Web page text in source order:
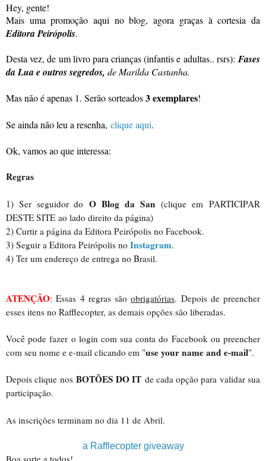
Hey, gente!
Mais uma promoção aqui no blog, agora graças à cortesia da
Editora Peirópolis.
Desta vez, de um livro para crianças (infantis e adultas.. rsrs): Fases
da Lua e outros segredos, de Marilda Castanha.
Mas não é apenas 1. Serão sorteados3 exemplares!
Se ainda não leu a resenha, clique aqui.
Ok, vamos ao que interessa:
Regras
1) Ser seguidor doO Blog da San (clique emPARTICIPAR
DESTE SITE ao lado direito da página)
2) Curtir a página da Editora Peirópolis no Facebook.
3) Seguir a Editora Peirópolis no Instagram.
4) Ter um endereço de entrega no Brasil.
ATENÇÃO: Essas 4 regras sãoobrigatórias. Depois de preencher
esses itens no Rafflecopter, as demais opções são liberadas.
Você pode fazer o login com sua conta do Facebook ou preencher
com seu nome e e-mail clicando em "use your name and e-mail".
Depois clique nos BOTÕES DO IT de cada opção para validar sua
participação.
As inscrições terminam no dia 11 de Abril.
a Rafflecopter giveaway
Boa sorte a todos!